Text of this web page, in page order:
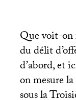
Que voit-on
du délit
d’abord, et
on mesure